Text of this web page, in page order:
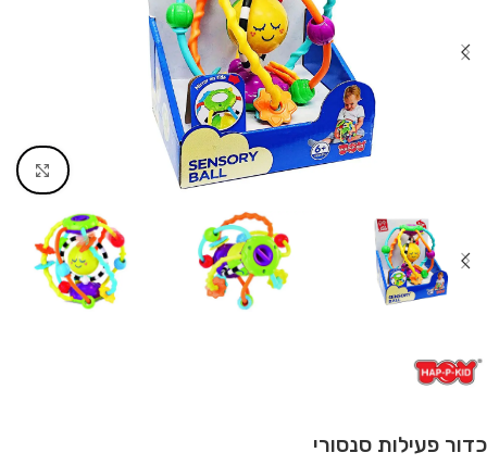
Click to enlarge
כדור פעילות סנסורי